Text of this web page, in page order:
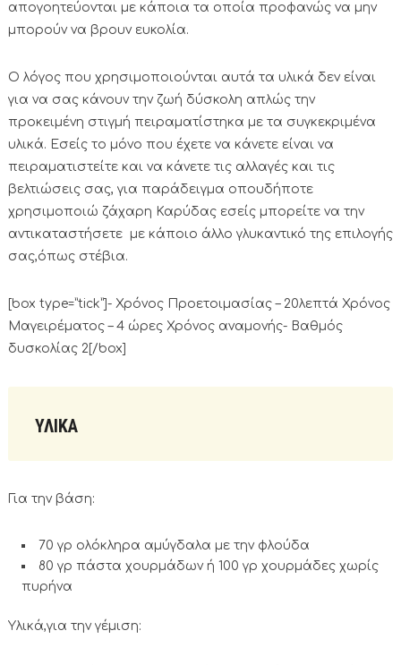
απογοητεύονται με κάποια τα οποία προφανώς να μην
μπορούν να βρουν ευκολία.
Ο λόγος που χρησιμοποιούνται αυτά τα υλικά δεν είναι
για να σας κάνουν την ζωή δύσκολη απλώς την
προκειμένη στιγμή πειραματίστηκα με τα συγκεκριμένα
υλικά. Εσείς το μόνο που έχετε να κάνετε είναι να
πειραματιστείτε και να κάνετε τις αλλαγές και τις
βελτιώσεις σας, για παράδειγμα οπουδήποτε
χρησιμοποιώ ζάχαρη Καρύδας εσείς μπορείτε να την
αντικαταστήσετε με κάποιο άλλο γλυκαντικό της επιλογής
σας,όπως στέβια.
[box type=”tick”]- Χρόνος Προετοιμασίας – 20λεπτά Χρόνος
Μαγειρέματος – 4 ώρες Χρόνος αναμονής- Βαθμός
δυσκολίας 2[/box]
ΥΛΙΚΑ
Για την βάση:
70 γρ ολόκληρα αμύγδαλα με την φλούδα
80 γρ πάστα χουρμάδων ή 100 γρ χουρμάδες χωρίς
πυρήνα
Υλικά,για την γέμιση: